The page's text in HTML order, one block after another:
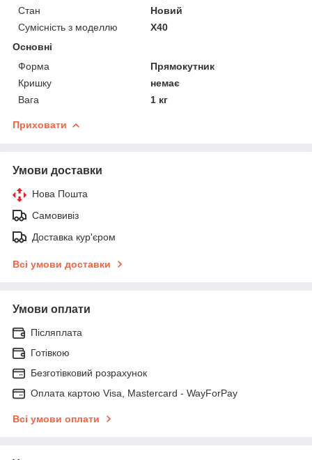
Стан
Новий
Сумісність з моделлю
X40
Основні
Форма
Прямокутник
Кришку
немає
Вага
1 кг
Приховати
Умови доставки
Нова Пошта
Самовивіз
Доставка кур'єром
Всі умови доставки
Умови оплати
Післяплата
Готівкою
Безготівковий розрахунок
Оплата картою Visa, Mastercard - WayForPay
Всі умови оплати